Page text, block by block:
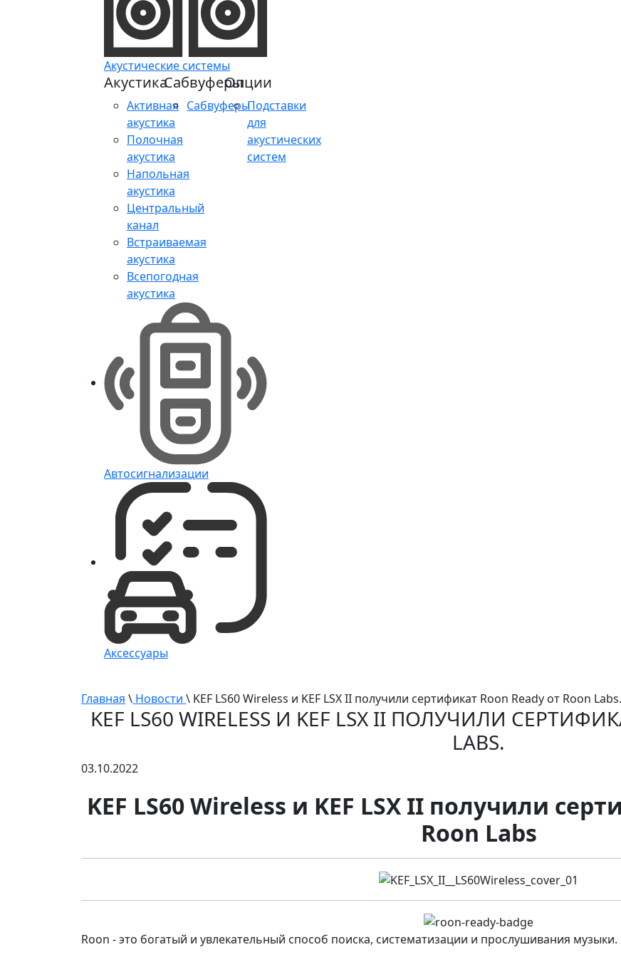
Акустические системы
Акустика
Активная
акустика
Полочная
акустика
Напольная
акустика
Центральный
канал
Встраиваемая
акустика
Всепогодная
акустика
Сабвуферы
Сабвуферы
Опции
Подставки
для
акустических
систем
Автосигнализации
Аксессуары
Главная \ Новости \ KEF LS60 Wireless и KEF LSX II получили сертификат Roon Ready от Roon Labs.
KEF LS60 WIRELESS И KEF LSX II ПОЛУЧИЛИ
LABS.
03.10.2022
KEF LS60 Wireless и KEF LSX II получили
Roon Labs
Roon - это богатый и увлекательный способ поиска, систематизации и прослушивания музыки.